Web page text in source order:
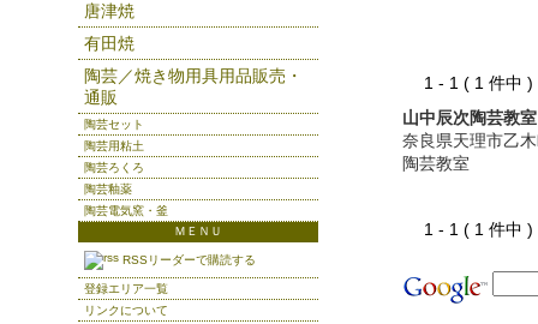
1 - 1 ( 1 件
山中辰次陶芸教室
奈良県天理市乙
陶芸教室
1 - 1 ( 1 件
唐津焼
有田焼
陶芸／焼き物用具用品販売・
通販
陶芸セット
陶芸用粘土
陶芸ろくろ
陶芸釉薬
陶芸電気窯・釜
ＭＥＮＵ
RSSリーダーで購読する
登録エリア一覧
リンクについて